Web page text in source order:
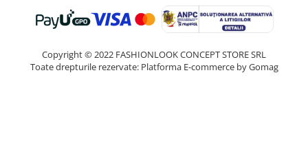
Copyright © 2022 FASHIONLOOK CONCEPT STORE SRL
Toate drepturile rezervate: Platforma E-commerce by Gomag